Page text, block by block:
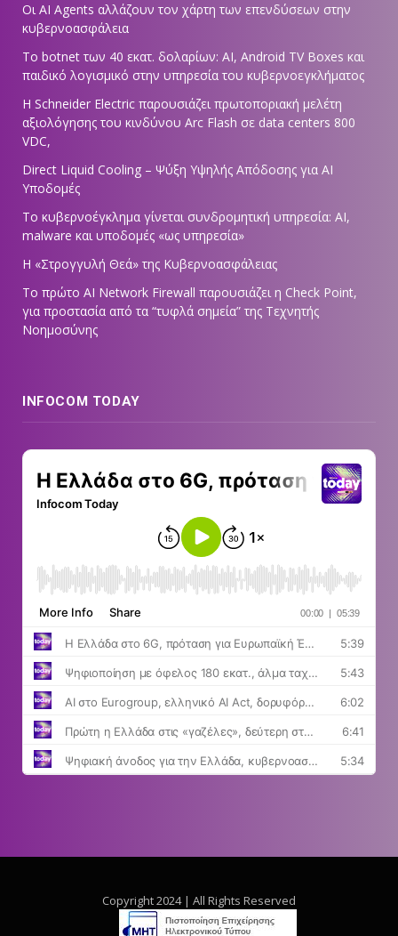
Οι AI Agents αλλάζουν τον χάρτη των επενδύσεων στην
κυβερνοασφάλεια
Το botnet των 40 εκατ. δολαρίων: AI, Android TV Boxes και
παιδικό λογισμικό στην υπηρεσία του κυβερνοεγκλήματος
Η Schneider Electric παρουσιάζει πρωτοποριακή μελέτη
αξιολόγησης του κινδύνου Arc Flash σε data centers 800
VDC,
Direct Liquid Cooling – Ψύξη Υψηλής Απόδοσης για AI
Υποδομές
Το κυβερνοέγκλημα γίνεται συνδρομητική υπηρεσία: AI,
malware και υποδομές «ως υπηρεσία»
Η «Στρογγυλή Θεά» της Κυβερνοασφάλειας
Tο πρώτο AI Network Firewall παρουσιάζει η Check Point,
για προστασία από τα “τυφλά σημεία” της Τεχνητής
Νοημοσύνης
INFOCOM TODAY
Copyright 2024 | All Rights Reserved